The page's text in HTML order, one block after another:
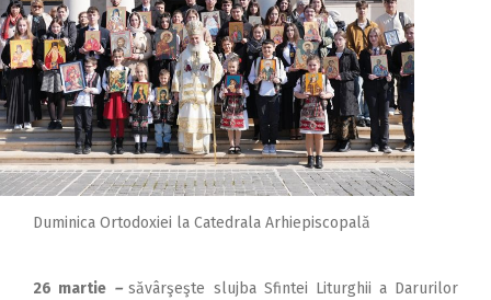
Duminica Ortodoxiei la Catedrala Arhiepiscopală
26 martie –săvârşeşte slujba Sfintei Liturghii a Darurilor